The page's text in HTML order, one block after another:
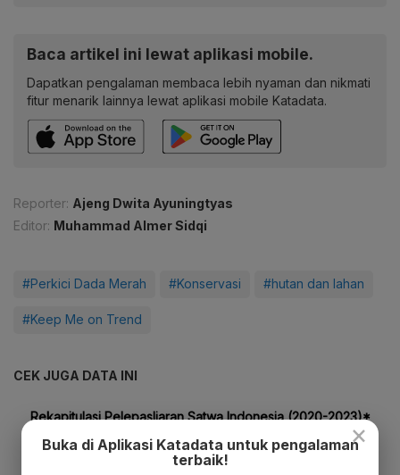
Baca artikel ini lewat aplikasi mobile.
Dapatkan pengalaman membaca lebih nyaman dan nikmati
fitur menarik lainnya lewat aplikasi mobile Katadata.
Reporter: Ajeng Dwita Ayuningtyas
Editor: Muhammad Almer Sidqi
#Perkici Dada Merah #Konservasi #hutan dan lahan
#Keep Me on Trend
CEK JUGA DATA INI
×
Buka di Aplikasi Katadata untuk pengalaman
terbaik!